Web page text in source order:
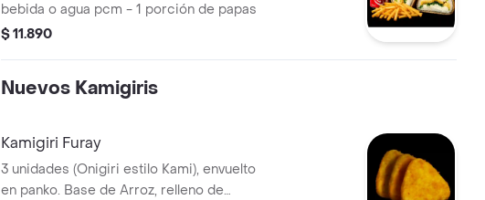
bebida o agua pcm - 1 porción de papas
$ 11.890
Nuevos Kamigiris
Kamigiri Furay
3 unidades (Onigiri estilo Kami), envuelto
en panko. Base de Arroz, relleno de